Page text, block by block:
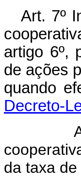
Art. 7º
artigo 6º,
de ações
quando
Decreto-
da taxa